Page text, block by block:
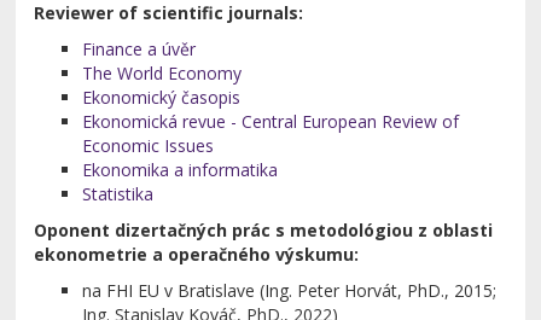
Reviewer of scientific journals:
Finance a úvěr
The World Economy
Ekonomický časopis
Ekonomická revue - Central European Review of
Economic Issues
Ekonomika a informatika
Statistika
Oponent dizertačných prác s metodológiou z oblasti
ekonometrie a operačného výskumu:
na FHI EU v Bratislave (Ing. Peter Horvát, PhD., 2015;
Ing. Stanislav Kováč, PhD., 2022)